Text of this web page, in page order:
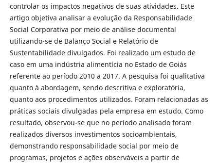
controlar os impactos negativos de suas atividades. Este
artigo objetiva analisar a evolução da Responsabilidade
Social Corporativa por meio de análise documental
utilizando-se de Balanço Social e Relatório de
Sustentabilidade divulgados. Foi realizado um estudo de
caso em uma indústria alimentícia no Estado de Goiás
referente ao período 2010 a 2017. A pesquisa foi qualitativa
quanto à abordagem, sendo descritiva e exploratória,
quanto aos procedimentos utilizados. Foram relacionadas as
práticas sociais divulgadas pela empresa em estudo. Como
resultado, observou-se que no período analisado foram
realizados diversos investimentos socioambientais,
demonstrando responsabilidade social por meio de
programas, projetos e ações observáveis a partir de